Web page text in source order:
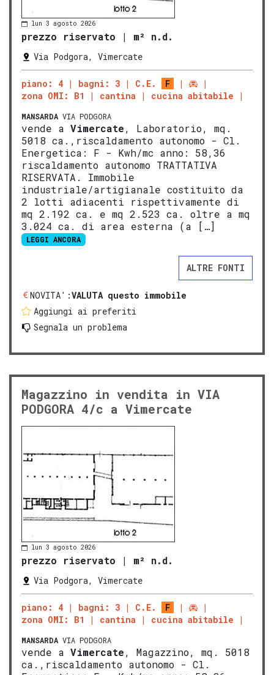
lun 3 agosto 2026
prezzo riservato | m² n.d.
Via Podgora, Vimercate
piano: 4 bagni: 3 C.E.
F
zona OMI: B1
cantina cucina abitabile
MANSARDA VIA PODGORA
vende a Vimercate, Laboratorio, mq.
5018 ca.,riscaldamento autonomo - Cl.
Energetica: F - Kwh/mc anno: 58,36
riscaldamento autonomo TRATTATIVA
RISERVATA. Immobile
industriale/artigianale costituito da
2 lotti adiacenti rispettivamente di
mq 2.192 ca. e mq 2.523 ca. oltre a mq
3.024 ca. di area esterna (a […]
LEGGI ANCORA
ALTRE FONTI
NOVITA':VALUTA questo immobile
Aggiungi ai preferiti
Segnala un problema
Magazzino in vendita in VIA
PODGORA 4/c a Vimercate
lun 3 agosto 2026
prezzo riservato | m² n.d.
Via Podgora, Vimercate
piano: 4 bagni: 3 C.E.
F
zona OMI: B1
cantina cucina abitabile
MANSARDA VIA PODGORA
vende a Vimercate, Magazzino, mq. 5018
ca.,riscaldamento autonomo - Cl.